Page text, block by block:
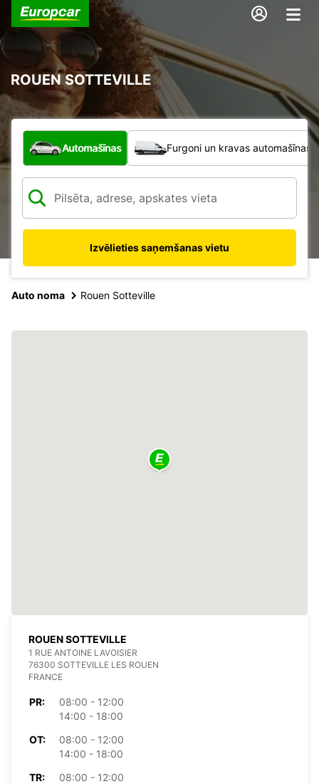
ROUEN SOTTEVILLE
Kāda veida transportlīdzeklis?
Automašīnas Furgoni un kravas automašīnas
Izvēlieties saņemšanas vietu
Auto noma Rouen Sotteville
ROUEN SOTTEVILLE
1 RUE ANTOINE LAVOISIER
76300 SOTTEVILLE LES ROUEN
FRANCE
PR:
08:00 - 12:00
14:00 - 18:00
OT:
08:00 - 12:00
14:00 - 18:00
TR:
08:00 - 12:00